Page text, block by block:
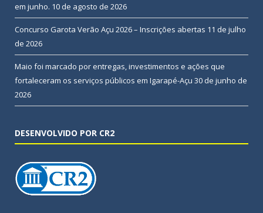
em junho. 10 de agosto de 2026
Concurso Garota Verão Açu 2026 – Inscrições abertas 11 de julho
de 2026
Maio foi marcado por entregas, investimentos e ações que
fortaleceram os serviços públicos em Igarapé-Açu 30 de junho de
2026
DESENVOLVIDO POR CR2